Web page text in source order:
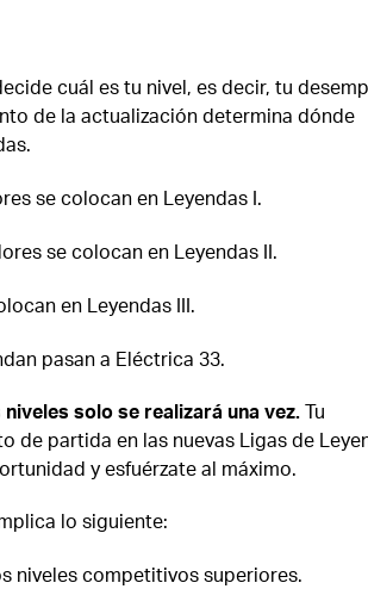
cuál es tu nivel, es decir, tu
de la actualización determina dónde
se colocan en Leyendas I.
se colocan en Leyendas II.
en Leyendas III.
pasan a Eléctrica 33.
solo se realizará una vez.Tu
de partida en las nuevas Ligas de
y esfuérzate al máximo.
lo siguiente:
niveles competitivos superiores.